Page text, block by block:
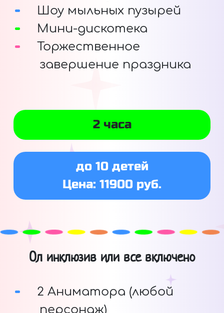
Шоу мыльных пузырей
Мини-дискотека
Торжественное
завершение праздника
2 часа
до 10 детей
Цена: 11900 руб.
Ол инклюзив или все включено
2 Аниматора (любой
персонаж)